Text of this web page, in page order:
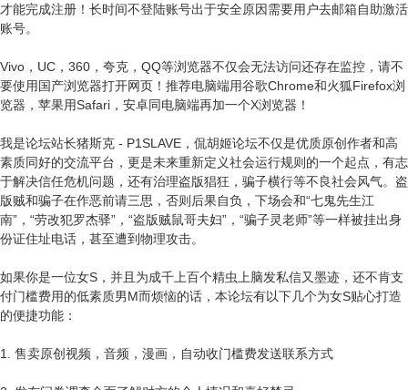
才能完成注册！长时间不登陆账号出于安全原因需要用户去邮箱自助激活
账号。
Vivo，UC，360，夸克，QQ等浏览器不仅会无法访问还存在监控，请不
要使用国产浏览器打开网页！推荐电脑端用谷歌Chrome和火狐Firefox浏
览器，苹果用Safari，安卓同电脑端再加一个X浏览器！
我是论坛站长猪斯克 - P1SLAVE，侃胡姬论坛不仅是优质原创作者和高
素质同好的交流平台，更是未来重新定义社会运行规则的一个起点，有志
于解决信任危机问题，还有治理盗版猖狂，骗子横行等不良社会风气。盗
版贼和骗子在作恶前请三思，否则后果自负，下场会和“七鬼先生江
南”，“劳改犯罗杰驿”，“盗版贼鼠哥夫妇”，“骗子灵老师”等一样被挂出身
份证住址电话，甚至遭到物理攻击。
如果你是一位女S，并且为成千上百个精虫上脑发私信又墨迹，还不肯支
付门槛费用的低素质男M而烦恼的话，本论坛有以下几个为女S贴心打造
的便捷功能：
1. 售卖原创视频，音频，漫画，自动收门槛费发送联系方式